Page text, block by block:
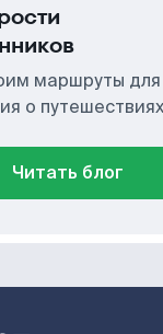
маршруты для
о путешествиях
Читать блог